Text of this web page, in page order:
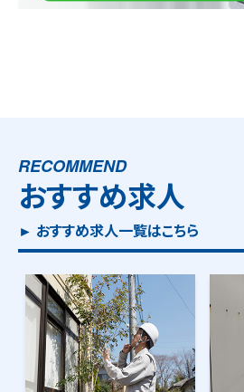
RECOMMEND
おすすめ求人
► おすすめ求人一覧はこちら